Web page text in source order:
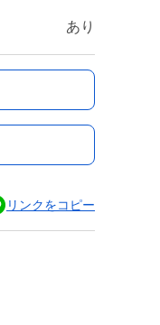
あり
リンクをコピー